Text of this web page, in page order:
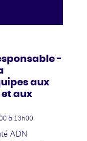
-
aux
aux
à 13h00
ADN